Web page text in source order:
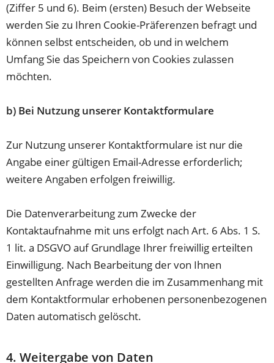
(Ziffer 5 und 6). Beim (ersten) Besuch der Webseite
werden Sie zu Ihren Cookie-Präferenzen befragt und
können selbst entscheiden, ob und in welchem
Umfang Sie das Speichern von Cookies zulassen
möchten.
b) Bei Nutzung unserer Kontaktformulare
Zur Nutzung unserer Kontaktformulare ist nur die
Angabe einer gültigen Email-Adresse erforderlich;
weitere Angaben erfolgen freiwillig.
Die Datenverarbeitung zum Zwecke der
Kontaktaufnahme mit uns erfolgt nach Art. 6 Abs. 1 S.
1 lit. a DSGVO auf Grundlage Ihrer freiwillig erteilten
Einwilligung. Nach Bearbeitung der von Ihnen
gestellten Anfrage werden die im Zusammenhang mit
dem Kontaktformular erhobenen personenbezogenen
Daten automatisch gelöscht.
4. Weitergabe von Daten